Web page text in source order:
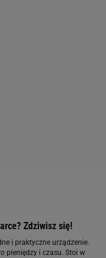
Zdziwisz się!
i praktyczne urządzenie.
pieniędzy i czasu. Stoi w